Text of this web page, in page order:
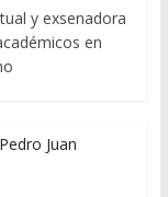
y exsenadora
en
Juan